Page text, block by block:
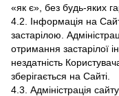
«як є», без будь-яких
4.2. Інформація на
застарілою.
отримання застарілої
нездатність
зберігається на Сайті.
4.3. Адміністрація